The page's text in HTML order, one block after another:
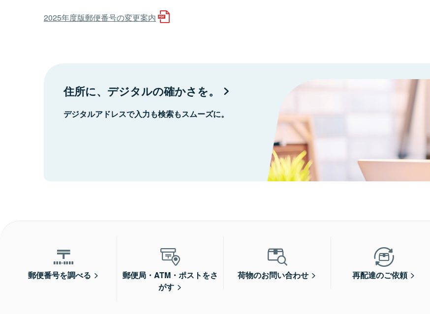
2025年度版郵便番号の変更案内
住所に、デジタルの確かさを。
デジタルアドレスで入力も検索もスムーズに。
郵便番号を調べる
郵便局・ATM・ポストをさ
がす
荷物のお問い合わせ 再配達のご依頼